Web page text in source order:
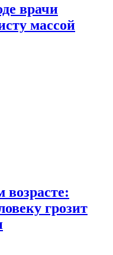
врачи
массой
грозит